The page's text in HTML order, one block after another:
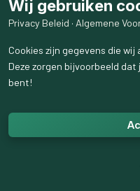
Wij gebruiken
Privacy Beleid · Algemene
Cookies zijn gegevens die
Deze zorgen bijvoorbeeld
bent!